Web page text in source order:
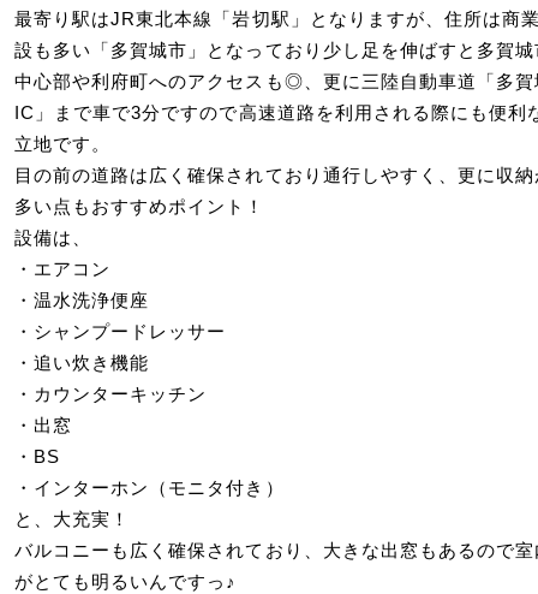
最寄り駅はJR東北本線「岩切駅」となりますが、住所は商
設も多い「多賀城市」となっており少し足を伸ばすと多賀城
中心部や利府町へのアクセスも◎、更に三陸自動車道「多賀
IC」まで車で3分ですので高速道路を利用される際にも便利
立地です。
目の前の道路は広く確保されており通行しやすく、更に収納
多い点もおすすめポイント！
設備は、
・エアコン
・温水洗浄便座
・シャンプードレッサー
・追い炊き機能
・カウンターキッチン
・出窓
・BS
・インターホン（モニタ付き）
と、大充実！
バルコニーも広く確保されており、大きな出窓もあるので室
がとても明るいんですっ♪